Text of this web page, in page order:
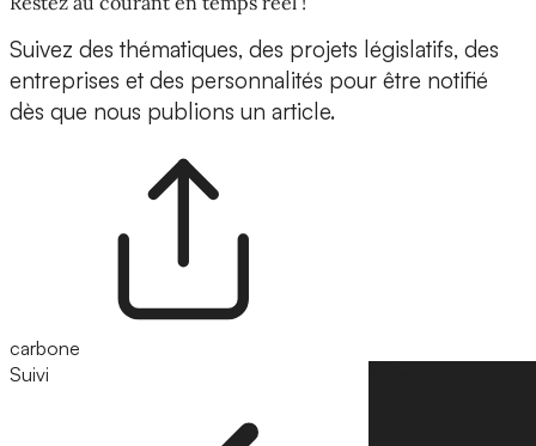
Suivez des thématiques, des projets législatifs, des
entreprises et des personnalités pour être notifié
dès que nous publions un article.
carbone
Suivi